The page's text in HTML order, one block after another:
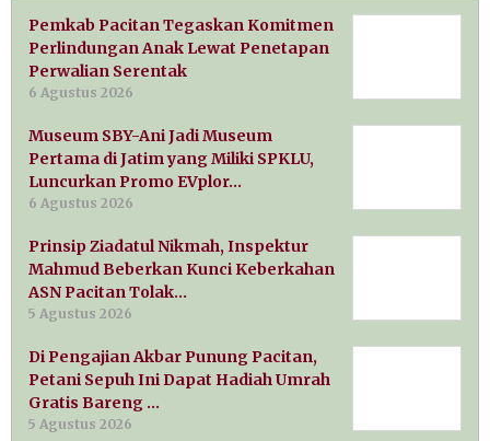
Pemkab Pacitan Tegaskan Komitmen
Perlindungan Anak Lewat Penetapan
Perwalian Serentak
6 Agustus 2026
Museum SBY-Ani Jadi Museum
Pertama di Jatim yang Miliki SPKLU,
Luncurkan Promo EVplor…
6 Agustus 2026
Prinsip Ziadatul Nikmah, Inspektur
Mahmud Beberkan Kunci Keberkahan
ASN Pacitan Tolak…
5 Agustus 2026
Di Pengajian Akbar Punung Pacitan,
Petani Sepuh Ini Dapat Hadiah Umrah
Gratis Bareng …
5 Agustus 2026